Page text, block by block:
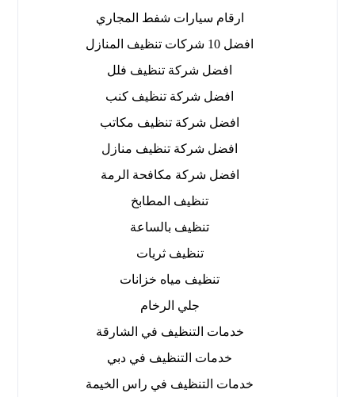
ارقام سيارات شفط المجاري
افضل 10 شركات تنظيف المنازل
افضل شركة تنظيف فلل
افضل شركة تنظيف كنب
افضل شركة تنظيف مكاتب
افضل شركة تنظيف منازل
افضل شركة مكافحة الرمة
تنظيف المطابخ
تنظيف بالساعة
تنظيف ثريات
تنظيف مياه خزانات
جلي الرخام
خدمات التنظيف في الشارقة
خدمات التنظيف في دبي
خدمات التنظيف في راس الخيمة